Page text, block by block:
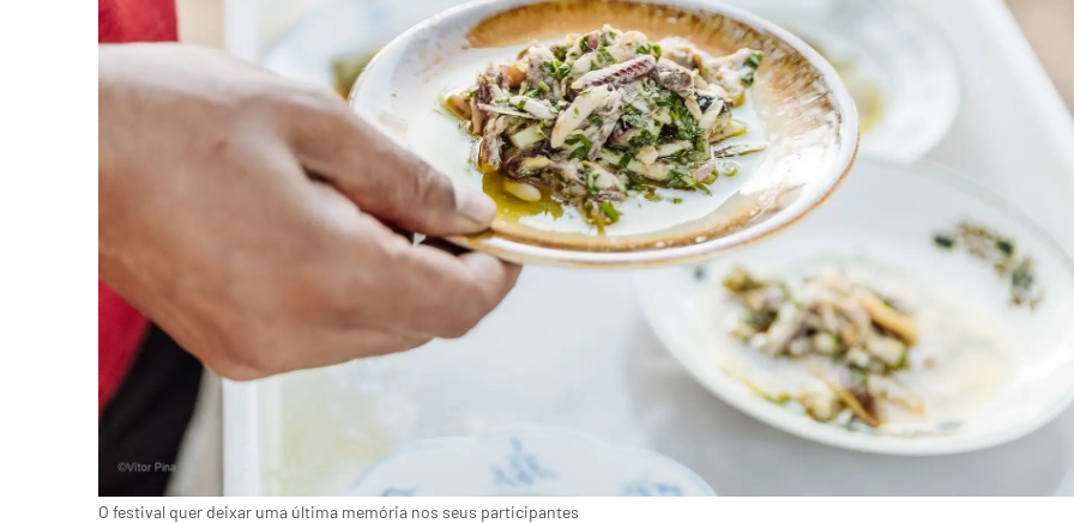
O festival quer deixar uma última memória nos seus participantes